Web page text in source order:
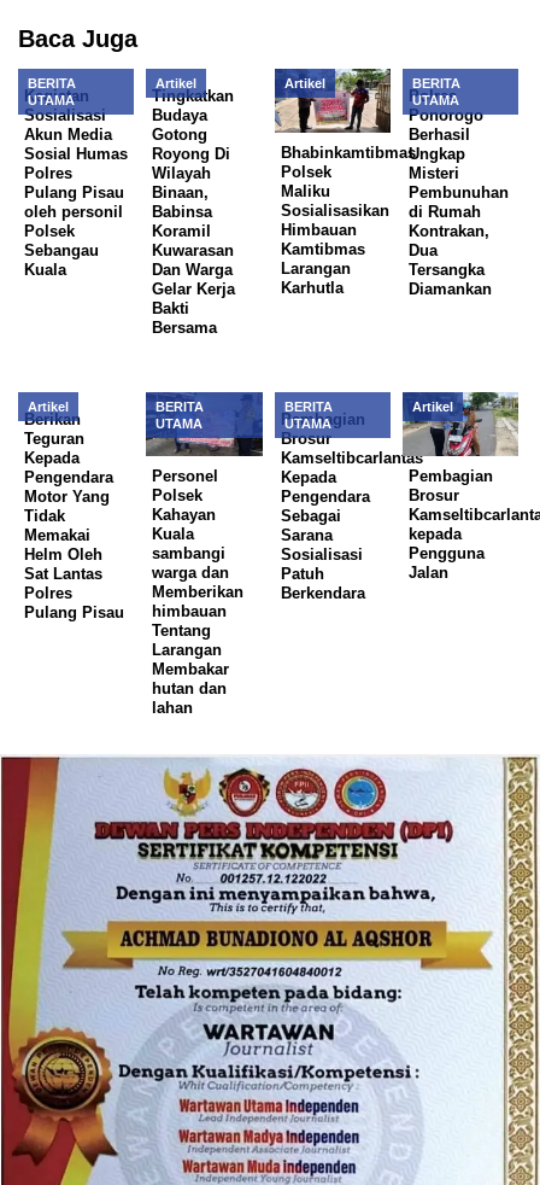
Baca Juga
BERITA
UTAMA
Kegiatan
Sosialisasi
Akun Media
Sosial Humas
Polres
Pulang Pisau
oleh personil
Polsek
Sebangau
Kuala
Artikel
Tingkatkan
Budaya
Gotong
Royong Di
Wilayah
Binaan,
Babinsa
Koramil
Kuwarasan
Dan Warga
Gelar Kerja
Bakti
Bersama
Artikel
Bhabinkamtibmas
Polsek
Maliku
Sosialisasikan
Himbauan
Kamtibmas
Larangan
Karhutla
BERITA
UTAMA
Polres
Ponorogo
Berhasil
Ungkap
Misteri
Pembunuhan
di Rumah
Kontrakan,
Dua
Tersangka
Diamankan
Artikel
Berikan
Teguran
Kepada
Pengendara
Motor Yang
Tidak
Memakai
Helm Oleh
Sat Lantas
Polres
Pulang Pisau
BERITA
UTAMA
Personel
Polsek
Kahayan
Kuala
sambangi
warga dan
Memberikan
himbauan
Tentang
Larangan
Membakar
hutan dan
lahan
BERITA
UTAMA
Pembagian
Brosur
Kamseltibcarlantas
Kepada
Pengendara
Sebagai
Sarana
Sosialisasi
Patuh
Berkendara
Artikel
Pembagian
Brosur
kepada
Pengguna
Jalan